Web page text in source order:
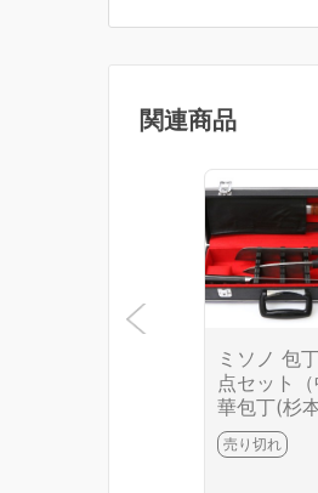
関連商品
ミソノ 包
点セット
華包丁(杉
出刃(藤次
薄刃(藤次
売り切れ